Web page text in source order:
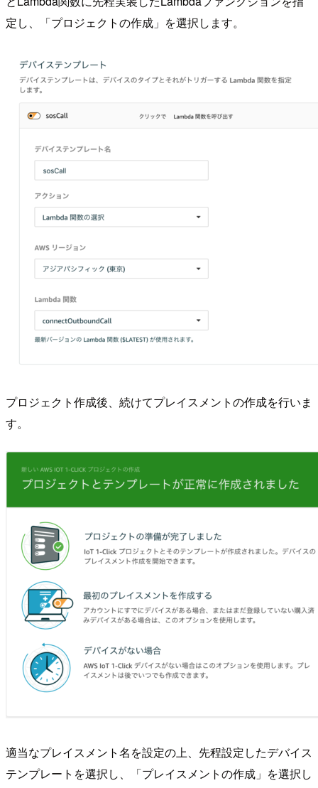
定し、「プロジェクトの作成」を選択します。
プロジェクト作成後、続けてプレイスメントの作成を行いま
す。
適当なプレイスメント名を設定の上、先程設定したデバイス
テンプレートを選択し、「プレイスメントの作成」を選択し